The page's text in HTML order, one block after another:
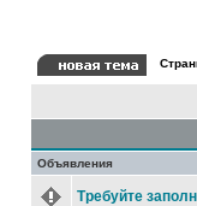
Объявления
Требуйте